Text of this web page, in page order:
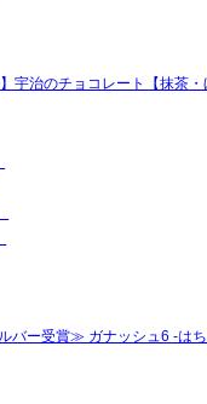
宇治のチョコレート【抹茶
バー受賞≫ ガナッシュ6 -は